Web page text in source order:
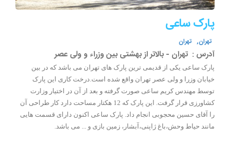
پارک ساعی
تهران, تهران
آدرس : تهران - بالاتر از بهشتی بین وزراء و ولی عصر
پارک ساعی یکی از قدیمی ترین پارک های تهران می باشد که در بین
خیابان وزرا و ولی عصر تهران واقع شده است.درخت کاری این پارک
توسط مهندس کریم ساعی صورت گرفته و بعد از آن در اختیار وزارت
کشاورزی قرار گرفت. این پارک که 12 هکتار مساحت دارد کار طراحی آن
را آقای حسین محجوبی انجام داد. پارک ساعی اکنون دارای قسمت هایی
مانند حیاط وحش،باغ ژاپنی،آبشار، زمین بازی و ... می باشد.